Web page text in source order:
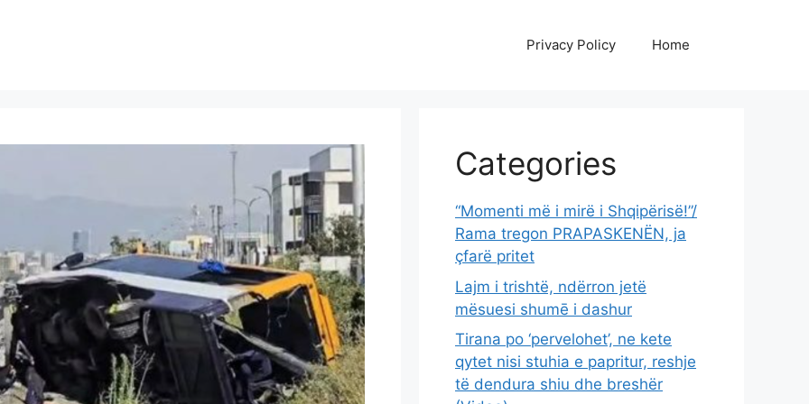
Privacy Policy Home
Categories
“Momenti më i mirë i Shqipërisë!”/
Rama tregon PRAPASKENËN, ja
çfarë pritet
Lajm i trishtë, ndërron jetë
mësuesi shumē i dashur
Tirana po ‘pervelohet’, ne kete
qytet nisi stuhia e papritur, reshje
të dendura shiu dhe breshër